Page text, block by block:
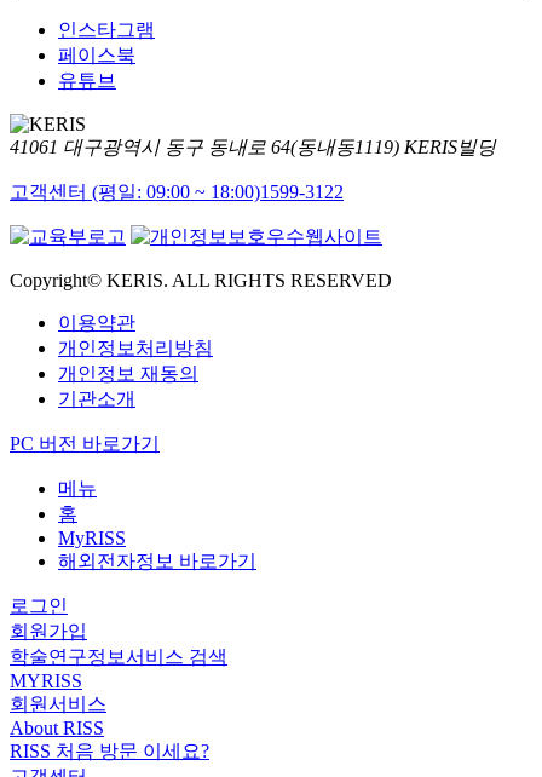
인스타그램
페이스북
유튜브
41061 대구광역시 동구 동내로 64(동내동1119) KERIS빌딩
고객센터 (평일: 09:00 ~ 18:00)1599-3122
Copyright© KERIS. ALL RIGHTS RESERVED
이용약관
개인정보처리방침
개인정보 재동의
기관소개
PC 버전 바로가기
메뉴
홈
MyRISS
해외전자정보 바로가기
로그인
회원가입
학술연구정보서비스 검색
MYRISS
회원서비스
About RISS
RISS 처음 방문 이세요?